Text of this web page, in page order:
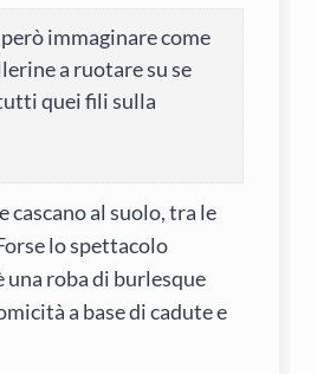
immaginare come
a ruotare su se
quei fili sulla
cascano al suolo, tra le
lo spettacolo
una roba di burlesque
a base di cadute e